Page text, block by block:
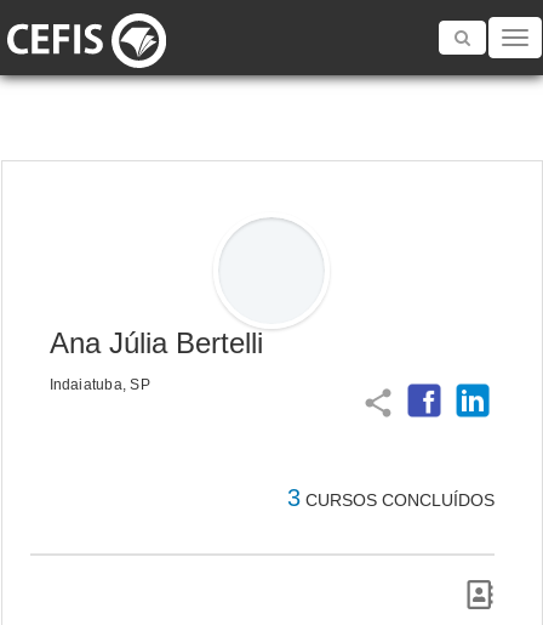
Toggle
Ana Júlia Bertelli
Indaiatuba, SP
share
3 CURSOS CONCLUÍDOS